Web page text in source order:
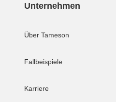
Unternehmen
Über Tameson
Fallbeispiele
Karriere